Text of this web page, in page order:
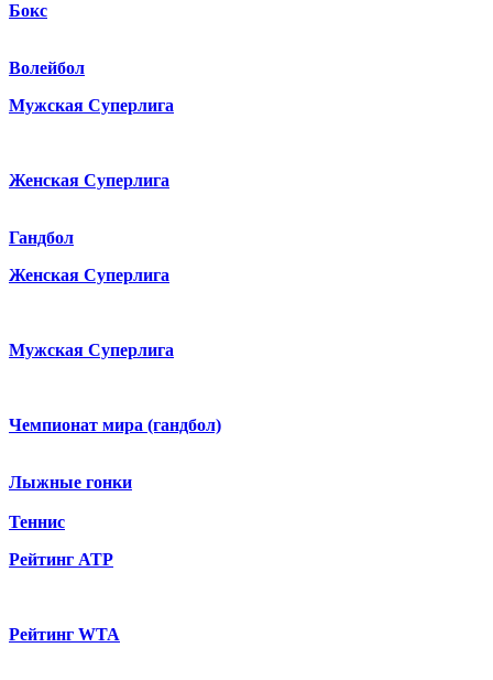
Бокс
Волейбол
Мужская Суперлига
Женская Суперлига
Гандбол
Женская Суперлига
Мужская Суперлига
Чемпионат мира (гандбол)
Лыжные гонки
Теннис
Рейтинг ATP
Рейтинг WTA